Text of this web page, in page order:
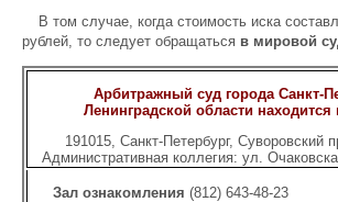
В том случае, когда стоимость иска
рублей, то следует обращаться в мировой
Арбитражный суд города Санкт-
Ленинградской области находится
191015, Санкт-Петербург, Суворовский
Административная коллегия: ул.
Зал ознакомления (812) 643-48-23